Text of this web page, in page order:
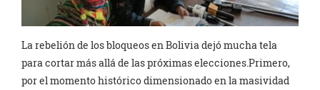
La rebelión de los bloqueos en Bolivia dejó mucha tela
para cortar más allá de las próximas elecciones.Primero,
por el momento histórico dimensionado en la masividad